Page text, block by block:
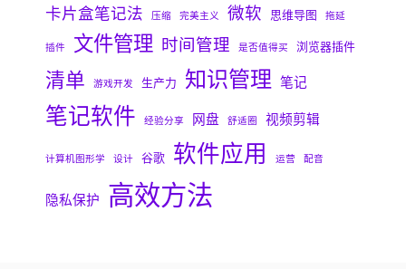
卡片盒笔记法 压缩 完美主义 微软 思维导图 拖延
插件 文件管理 时间管理 是否值得买 浏览器插件
清单 游戏开发 生产力 知识管理 笔记
笔记软件 经验分享 网盘 舒适圈 视频剪辑
计算机图形学 设计 谷歌 软件应用 运营 配音
隐私保护 高效方法